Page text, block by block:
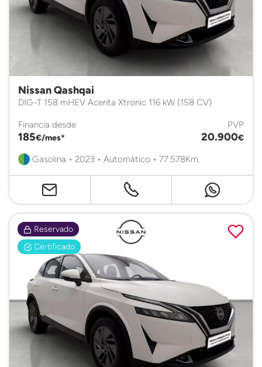
Nissan Qashqai
DIG-T 158 mHEV Acenta Xtronic 116 kW (158 CV)
Financia desde
185€/mes*
PVP
20.900€
Gasolina • 2023 • Automático • 77.578Km.
Reservado
Certificado